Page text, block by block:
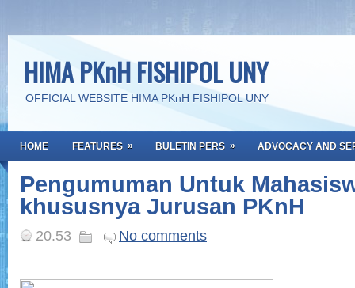
HIMA PKnH FISHIPOL UNY
OFFICIAL WEBSITE HIMA PKnH FISHIPOL UNY
HOME FEATURES » BULETIN PERS » ADVOCACY AND
Pengumuman Untuk
khususnya Jurusan PKnH
20.53 No comments